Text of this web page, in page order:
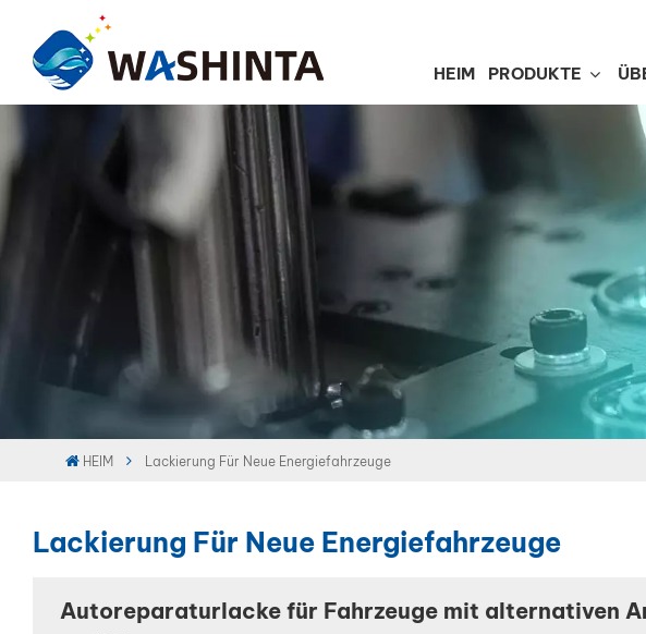
HEIM PRODUKTE
HEIM Lackierung Für Neue Energiefahrzeuge
Lackierung Für Neue Energiefahrzeuge
Autoreparaturlacke für Fahrzeuge mit alternativen